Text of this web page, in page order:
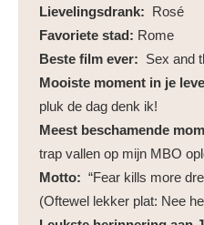
Lievelingsdrank: Rosé
Favoriete stad: Rome
Beste film ever: Sex and
Mooiste moment in je
pluk de dag denk ik!
Meest beschamende
trap vallen op mijn MBO
Motto: “Fear kills more
(Oftewel lekker plat: Nee